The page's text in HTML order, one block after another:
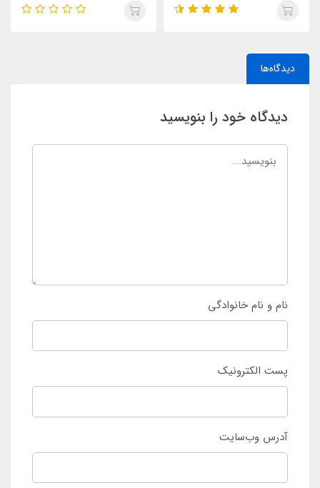
دیدگاه‌ها
دیدگاه خود را بنویسید
نام و نام خانوادگی
پست الکترونیک
آدرس وب‌سایت